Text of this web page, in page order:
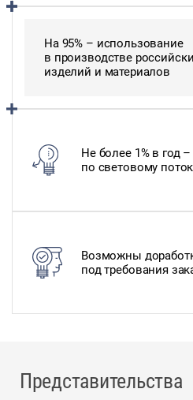
На 95% – использование
в производстве
изделий и материалов
Не более 1% в год
по световому
Возможны
под требования
Представительства